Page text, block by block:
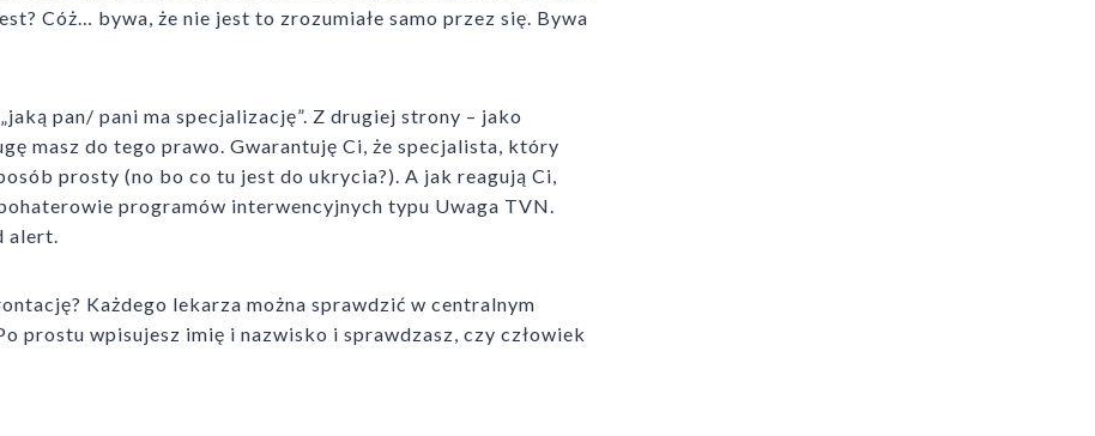
Cóż… bywa, że nie jest to zrozumiałe samo przez się. Bywa
pan/ pani ma specjalizację”. Z drugiej strony – jako
masz do tego prawo. Gwarantuję Ci, że specjalista, który
prosty (no bo co tu jest do ukrycia?). A jak reagują Ci,
programów interwencyjnych typu Uwaga TVN.
alert.
Każdego lekarza można sprawdzić w centralnym
Po prostu wpisujesz imię i nazwisko i sprawdzasz, czy człowiek